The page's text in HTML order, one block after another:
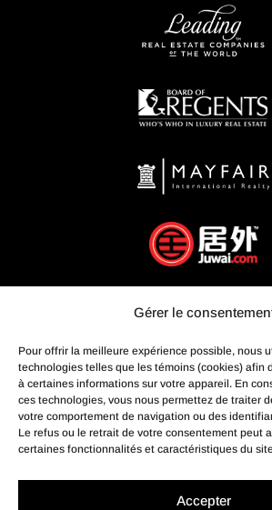
Gérer le
Pour offrir la meilleure expérience possible, nous
technologies telles que les témoins (cookies) afin
à certaines informations sur votre appareil. En
ces technologies, vous nous permettez de traiter
votre comportement de navigation ou des
Le refus ou le retrait de votre consentement peut
certaines fonctionnalités et caractéristiques du
Accepter